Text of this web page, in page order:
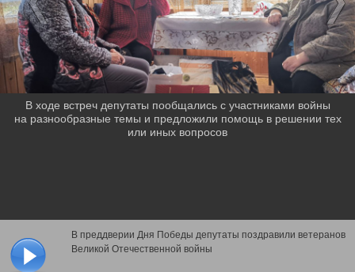
В преддверии Дня Победы депутаты поздравили ветеранов
Великой Отечественной войны
В ходе встреч депутаты пообщались с участниками войны
на разнообразные темы и предложили помощь в решении тех
или иных вопросов